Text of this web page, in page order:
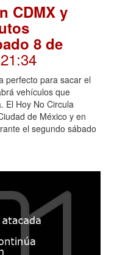
CDMX y
8 de
perfecto para sacar el
vehículos que
El Hoy No Circula
de México y en
el segundo sábado